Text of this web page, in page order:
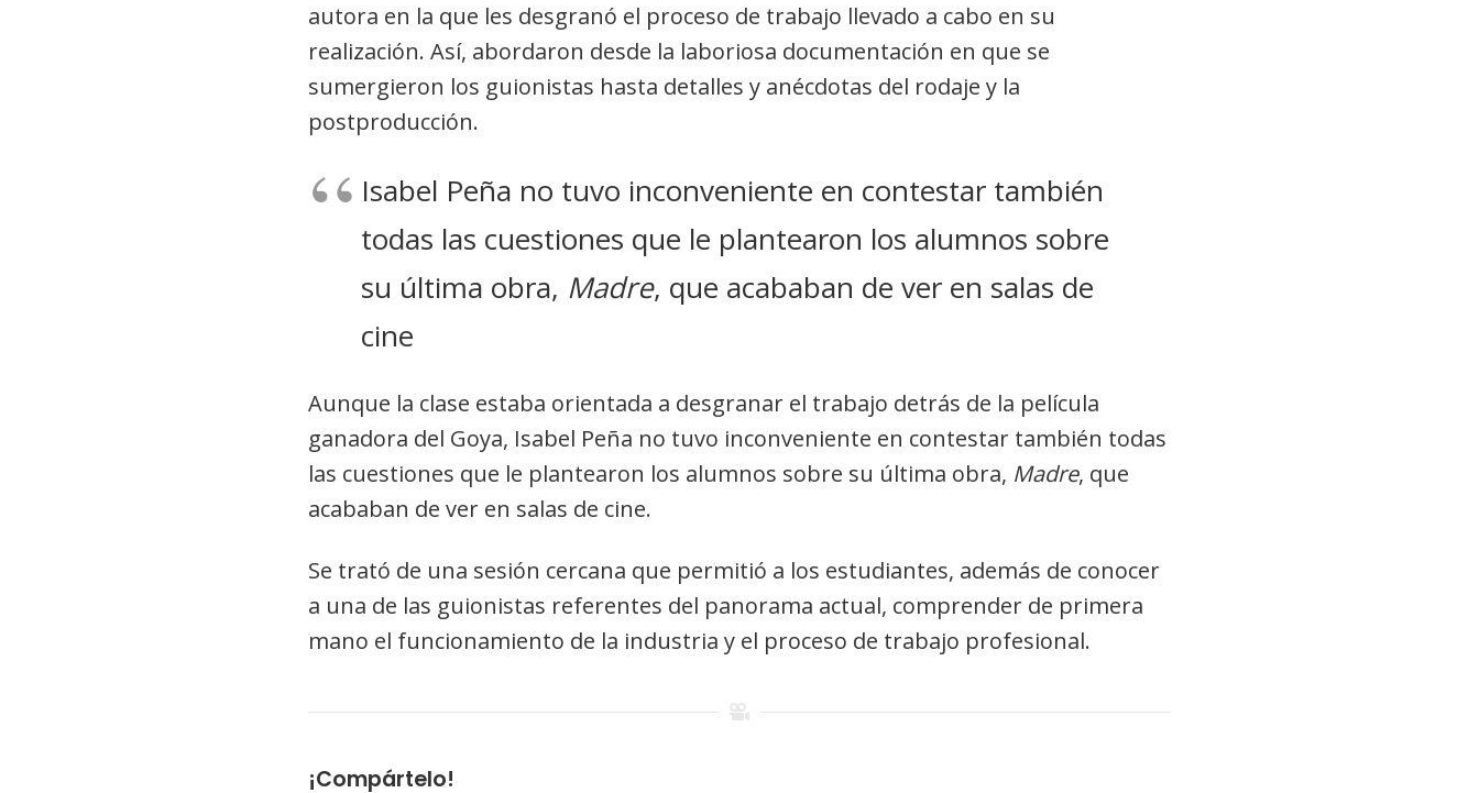
autora en la que les desgranó el proceso de trabajo llevado a cabo en su
realización. Así, abordaron desde la laboriosa documentación en que se
sumergieron los guionistas hasta detalles y anécdotas del rodaje y la
postproducción.
Isabel Peña no tuvo inconveniente en contestar también
todas las cuestiones que le plantearon los alumnos sobre
su última obra, Madre, que acababan de ver en salas de
cine
Aunque la clase estaba orientada a desgranar el trabajo detrás de la película
ganadora del Goya, Isabel Peña no tuvo inconveniente en contestar también todas
las cuestiones que le plantearon los alumnos sobre su última obra, Madre, que
acababan de ver en salas de cine.
Se trató de una sesión cercana que permitió a los estudiantes, además de conocer
a una de las guionistas referentes del panorama actual, comprender de primera
mano el funcionamiento de la industria y el proceso de trabajo profesional.
¡Compártelo!